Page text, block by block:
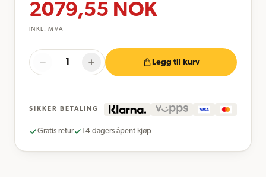
2079,55 NOK
INKL. MVA
Legg til kurv
SIKKER BETALING
Gratis retur 14 dagers åpent kjøp